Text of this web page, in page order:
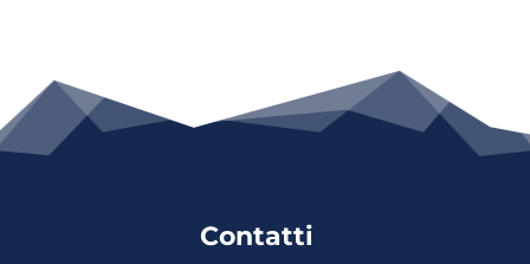
Contatti